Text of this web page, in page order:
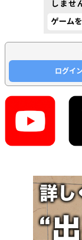
ログイン